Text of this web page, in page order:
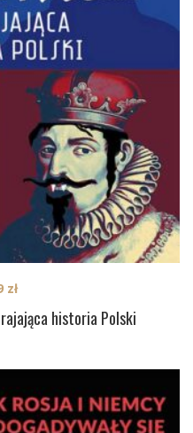
historia Polski
zł